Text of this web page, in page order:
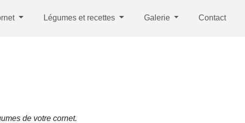
Légumes et recettes Galerie Contact
de votre cornet.